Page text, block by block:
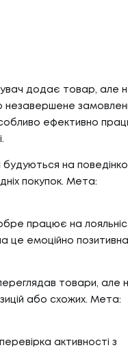
додає товар, але
незавершене
ефективно
будуються на
покупок. Мета:
працює на
це емоційно позитивна
товари, але
або схожих. Мета:
активності з